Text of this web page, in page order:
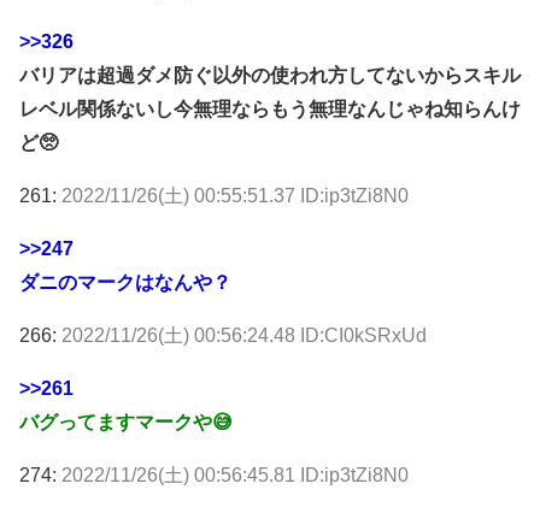
>>326
バリアは超過ダメ防ぐ以外の使われ方してないからスキル
レベル関係ないし今無理ならもう無理なんじゃね知らんけ
ど🥺
261: 2022/11/26(土) 00:55:51.37 ID:ip3tZi8N0
>>247
ダニのマークはなんや？
266: 2022/11/26(土) 00:56:24.48 ID:CI0kSRxUd
>>261
バグってますマークや😅
274: 2022/11/26(土) 00:56:45.81 ID:ip3tZi8N0